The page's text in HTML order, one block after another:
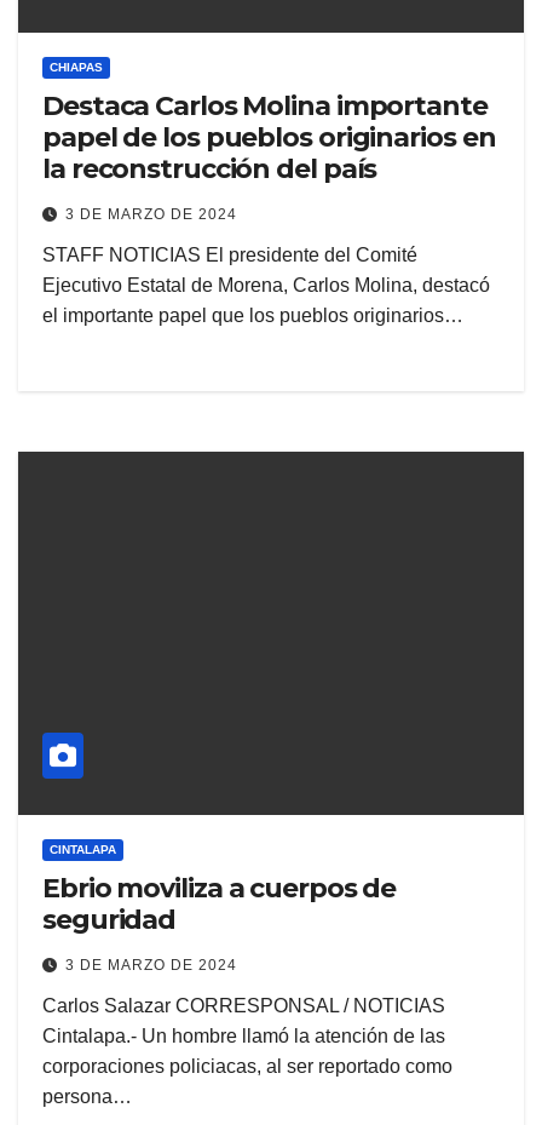
CHIAPAS
Destaca Carlos Molina importante
papel de los pueblos originarios en
la reconstrucción del país
3 DE MARZO DE 2024
STAFF NOTICIAS El presidente del Comité
Ejecutivo Estatal de Morena, Carlos Molina, destacó
el importante papel que los pueblos originarios…
CINTALAPA
Ebrio moviliza a cuerpos de
seguridad
3 DE MARZO DE 2024
Carlos Salazar CORRESPONSAL / NOTICIAS
Cintalapa.- Un hombre llamó la atención de las
corporaciones policiacas, al ser reportado como
persona…